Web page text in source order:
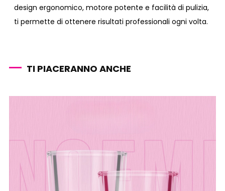
design ergonomico, motore potente e facilità di pulizia,
ti permette di ottenere risultati professionali ogni volta.
TI PIACERANNO ANCHE